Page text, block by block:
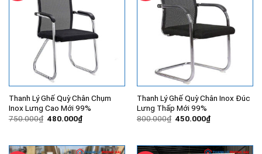
Thanh Lý Ghế Quỳ Chân Chụm
Inox Lưng Cao Mới 99%
750.000₫ Giá
480.000₫Giá
hiện
480.000₫.
Thanh Lý Ghế Quỳ Chân Inox Đúc
Lưng Thấp Mới 99%
800.000₫ Giá
450.000₫Giá
hiện
450.000₫.